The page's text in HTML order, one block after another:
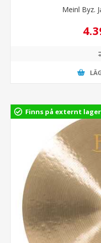
Meinl Byz.
Finns på externt lager